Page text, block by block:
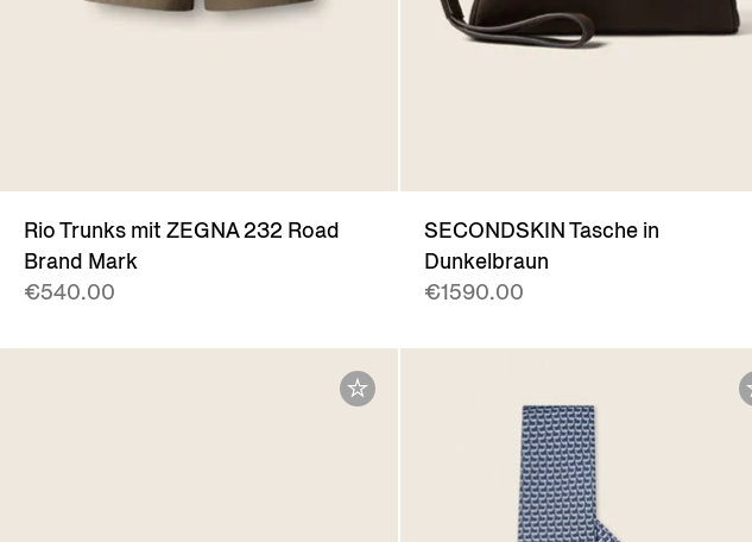
Rio Trunks mit ZEGNA 232 Road
Brand Mark
€540.00
SECONDSKIN Tasche in
Dunkelbraun
€1590.00